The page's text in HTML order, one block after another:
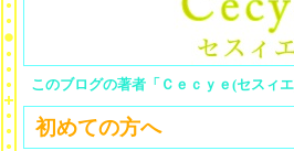
このブログの著者「Ｃｅｃｙｅ(セスィ
初めての方へ